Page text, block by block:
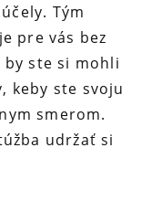
Tým
pre vás bez
by ste si mohli
keby ste svoju
smerom.
udržať si